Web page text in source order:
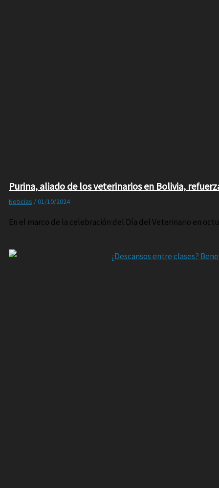
Purina, aliado de los veterinarios en Bolivia,
Noticias / 01/10/2024
En el marco de la celebración del Día del Veterinario en